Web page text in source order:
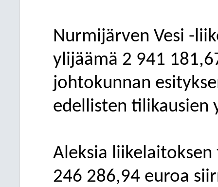
Nurmijärven Vesi -
ylijäämä 2 941
johtokunnan
edellisten
Aleksia
246 286,94 euroa